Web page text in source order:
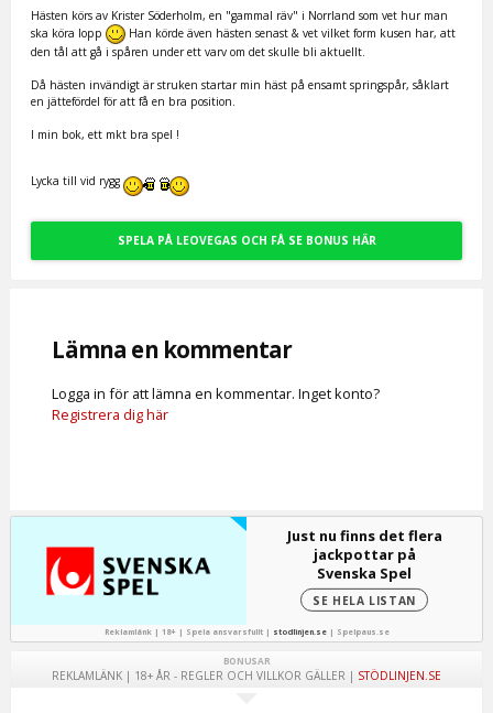
Hästen körs av Krister Söderholm, en "gammal räv" i Norrland som vet hur man
ska köra lopp
Han körde även hästen senast & vet vilket form kusen har, att
den tål att gå i spåren under ett varv om det skulle bli aktuellt.
Då hästen invändigt är struken startar min häst på ensamt springspår, såklart
en jättefördel för att få en bra position.
I min bok, ett mkt bra spel !
Lycka till vid rygg
SPELA PÅ LEOVEGAS OCH FÅ SE BONUS HÄR
Lämna en kommentar
Logga in för att lämna en kommentar. Inget konto?
Registrera dig här
Just nu finns det flera
jackpottar på
Svenska Spel
SE HELA LISTAN
Reklamlänk | 18+ | Spela ansvarsfullt | stodlinjen.se| Spelpaus.se
BONUSAR
REKLAMLÄNK | 18+ ÅR - REGLER OCH VILLKOR GÄLLER | STÖDLINJEN.SE